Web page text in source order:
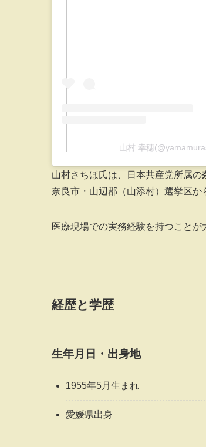
山村 幸穂
山村さちほ氏は、日本共産党所属の
奈良市・山辺郡（山添村）選挙区か
医療現場での実務経験を持つこと
経歴と学歴
生年月日・出身地
1955年5月生まれ
愛媛県出身